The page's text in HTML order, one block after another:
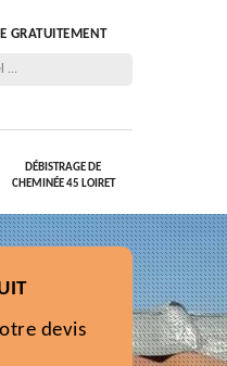
GRATUITEMENT
DÉBISTRAGE DE
CHEMINÉE 45 LOIRET
devis